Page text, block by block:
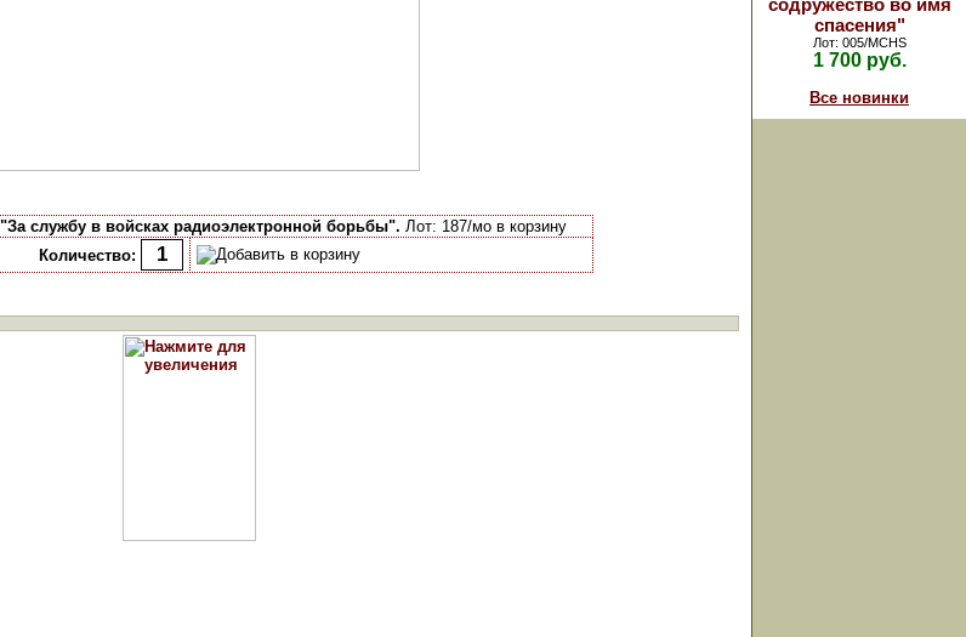
службу в войсках радиоэлектронной борьбы". Лот: 187/мо в корзину
Количество:
содружество во имя
спасения"
Лот: 005/MCHS
1 700 руб.
Все новинки